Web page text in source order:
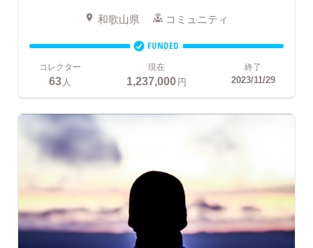
和歌山県 コミュニティ
FUNDED
コレクター
63 人
現在
1,237,000円
終了
2023/11/29